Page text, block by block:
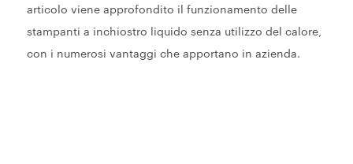
articolo viene approfondito il funzionamento delle
stampanti a inchiostro liquido senza utilizzo del calore,
con i numerosi vantaggi che apportano in azienda.